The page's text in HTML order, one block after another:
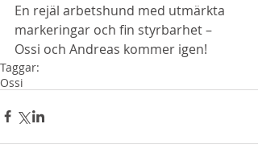
En rejäl arbetshund med utmärkta
markeringar och fin styrbarhet –
Ossi och Andreas kommer igen!
Taggar:
Ossi